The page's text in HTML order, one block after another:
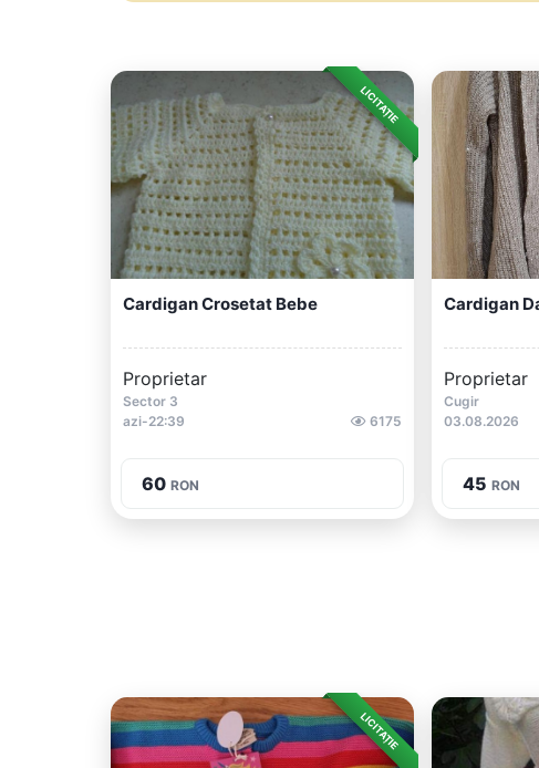
LICITAȚIE
Cardigan Crosetat Bebe
Proprietar
Sector 3
azi-22:39
6175
60 RON
Cardigan
Proprietar
Cugir
03.08.2026
45 RON
LICITAȚIE